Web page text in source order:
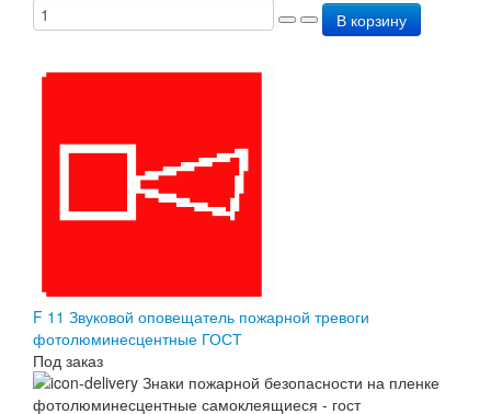
В корзину
F 11 Звуковой оповещатель пожарной тревоги
фотолюминесцентные ГОСТ
Под заказ